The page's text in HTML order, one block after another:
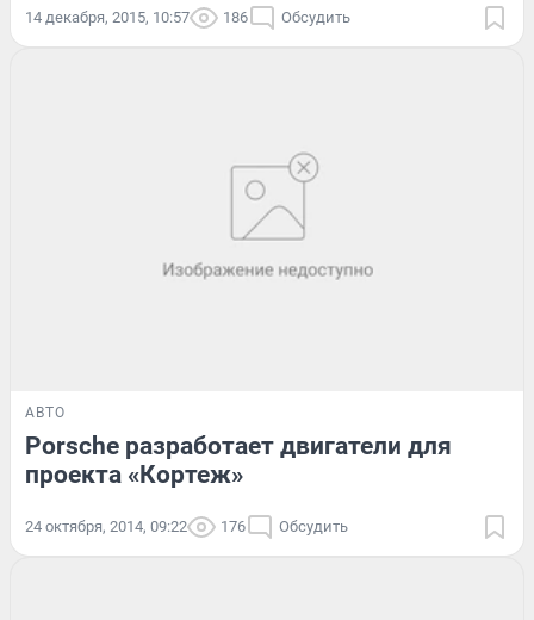
14 декабря, 2015, 10:57 186 Обсудить
АВТО
Porsche разработает двигатели для
проекта «Кортеж»
24 октября, 2014, 09:22 176 Обсудить